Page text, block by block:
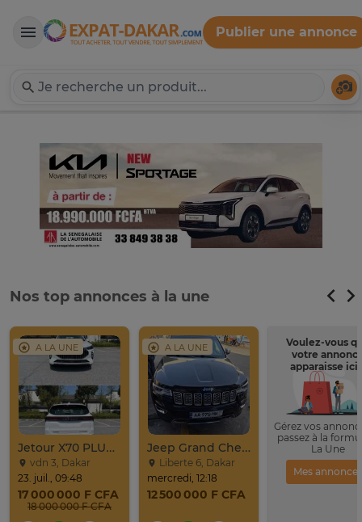
Expat-Dakar
Publier une annonce
Nos top annonces à la une
A LA UNE
Jetour X70 PLUS 2024
vdn 3, Dakar
23. juil., 09:48
17 000 000 F CFA
18 000 000 F CFA
A LA UNE
Jeep Grand Cherokee Overland 2019 À Vendre
Liberte 6, Dakar
mercredi, 12:18
12 500 000 F CFA
Voulez-vous
votre
apparaisse ici
Gérez vos
passez à la
La Une
Mes annonces